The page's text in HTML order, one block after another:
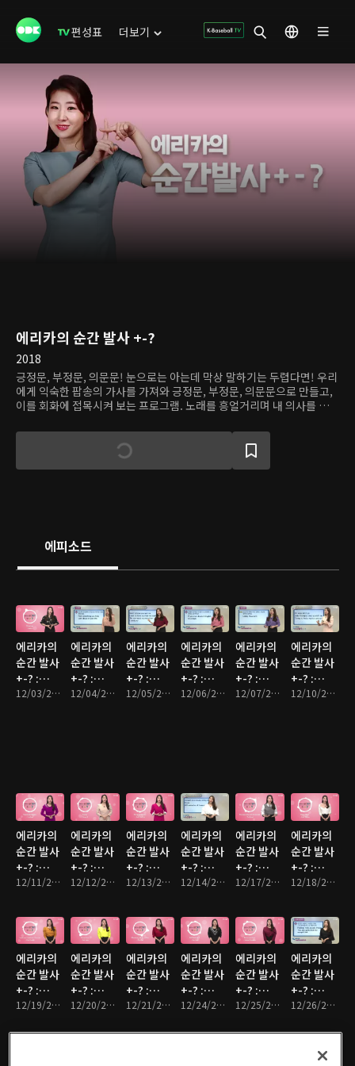
편성표 더보기
에리카의 순간 발사 +-?
2018
긍정문, 부정문, 의문문! 눈으로는 아는데 막상 말하기는 두렵다면! 우리
에게 익숙한 팝송의 가사를 가져와 긍정문, 부정문, 의문문으로 만들고,
이를 회화에 접목시켜 보는 프로그램. 노래를 흥얼거리며 내 의사를 자유
에피소드
에리카의
순간 발사
+-? :
12/03/2018
12/03/2018 • 10분
에리카의
순간 발사
+-? :
12/04/2018
12/04/2018 • 10분
에리카의
순간 발사
+-? :
12/05/2018
12/05/2018 • 10분
에리카의
순간 발사
+-? :
12/06/2018
12/06/2018 • 10분
에리카의
순간 발사
+-? :
12/07/2018
12/07/2018 • 10분
에리카의
순간 발사
+-? :
12/10/2018
12/10/2018 • 10분
에리카의
순간 발사
+-? :
12/11/2018
12/11/2018 • 10분
에리카의
순간 발사
+-? :
12/12/2018
12/12/2018 • 10분
에리카의
순간 발사
+-? :
12/13/2018
12/13/2018 • 10분
에리카의
순간 발사
+-? :
12/14/2018
12/14/2018 • 10분
에리카의
순간 발사
+-? :
12/17/2018
12/17/2018 • 10분
에리카의
순간 발사
+-? :
12/18/2018
12/18/2018 • 10분
에리카의
순간 발사
+-? :
12/19/2018
12/19/2018 • 10분
에리카의
순간 발사
+-? :
12/20/2018
12/20/2018 • 10분
에리카의
순간 발사
+-? :
12/21/2018
12/21/2018 • 10분
에리카의
순간 발사
+-? :
12/24/2018
12/24/2018 • 10분
에리카의
순간 발사
+-? :
12/25/2018
12/25/2018 • 10분
에리카의
순간 발사
+-? :
12/26/2018
12/26/2018 • 10분